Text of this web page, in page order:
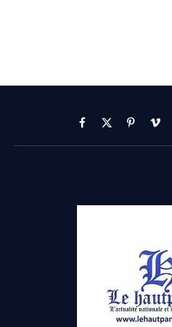
Facebook
X
(Twitter)
Pinterest